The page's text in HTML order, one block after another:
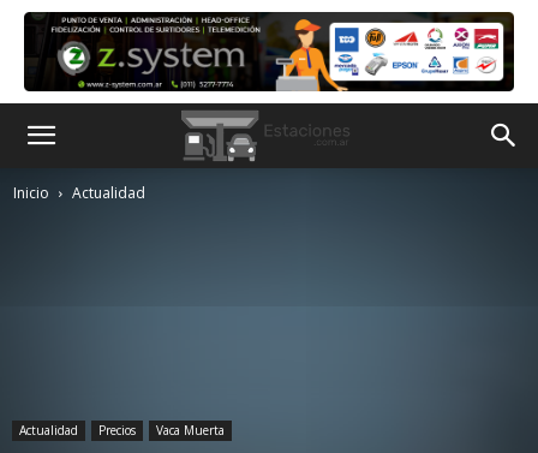
Inicio Actualidad
Actualidad Precios Vaca Muerta